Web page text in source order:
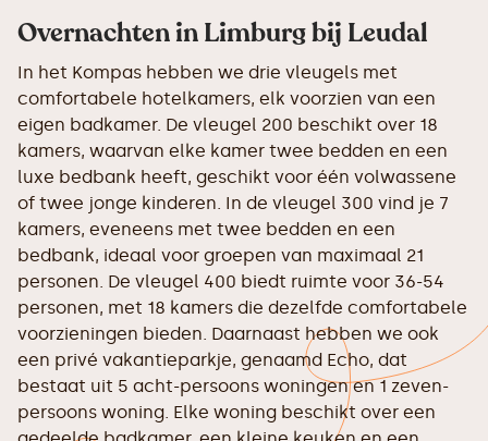
Overnachten in Limburg bij Leudal
In het Kompas hebben we drie vleugels met
comfortabele hotelkamers, elk voorzien van een
eigen badkamer. De vleugel 200 beschikt over 18
kamers, waarvan elke kamer twee bedden en een
luxe bedbank heeft, geschikt voor één volwassene
of twee jonge kinderen. In de vleugel 300 vind je 7
kamers, eveneens met twee bedden en een
bedbank, ideaal voor groepen van maximaal 21
personen. De vleugel 400 biedt ruimte voor 36-54
personen, met 18 kamers die dezelfde comfortabele
voorzieningen bieden. Daarnaast hebben we ook
een privé vakantieparkje, genaamd Echo, dat
bestaat uit 5 acht-persoons woningen en 1 zeven-
persoons woning. Elke woning beschikt over een